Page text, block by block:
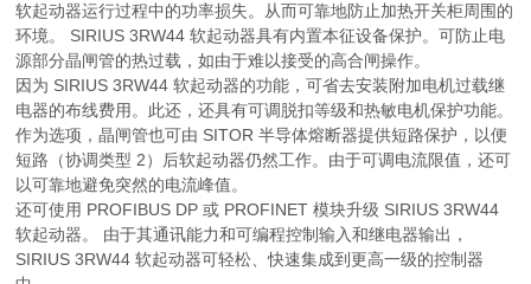
软起动器运行过程中的功率损失。从而可靠地防止加热开关柜周围的
环境。 SIRIUS 3RW44 软起动器具有内置本征设备保护。可防止电
源部分晶闸管的热过载，如由于难以接受的高合闸操作。
因为 SIRIUS 3RW44 软起动器的功能，可省去安装附加电机过载继
电器的布线费用。此还，还具有可调脱扣等级和热敏电机保护功能。
作为选项，晶闸管也可由 SITOR 半导体熔断器提供短路保护，以便
短路（协调类型 2）后软起动器仍然工作。由于可调电流限值，还可
以可靠地避免突然的电流峰值。
还可使用 PROFIBUS DP 或 PROFINET 模块升级 SIRIUS 3RW44
软起动器。 由于其通讯能力和可编程控制输入和继电器输出，
SIRIUS 3RW44 软起动器可轻松、快速集成到更高一级的控制器